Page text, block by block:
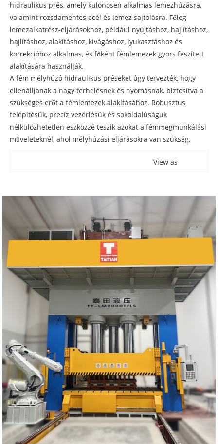
hidraulikus prés, amely különösen alkalmas lemezhúzásra,
valamint rozsdamentes acél és lemez sajtolásra. Főleg
lemezalkatrész-eljárásokhoz, például nyújtáshoz, hajlításhoz,
hajlításhoz, alakításhoz, kivágáshoz, lyukasztáshoz és
korrekcióhoz alkalmas, és főként fémlemezek gyors feszített
alakítására használják.
A fém mélyhúzó hidraulikus préseket úgy tervezték, hogy
ellenálljanak a nagy terhelésnek és nyomásnak, biztosítva a
szükséges erőt a fémlemezek alakításához. Robusztus
felépítésük, precíz vezérlésük és sokoldalúságuk
nélkülözhetetlen eszközzé teszik azokat a fémmegmunkálási
műveleteknél, ahol mélyhúzási eljárásokra van szükség.
View as